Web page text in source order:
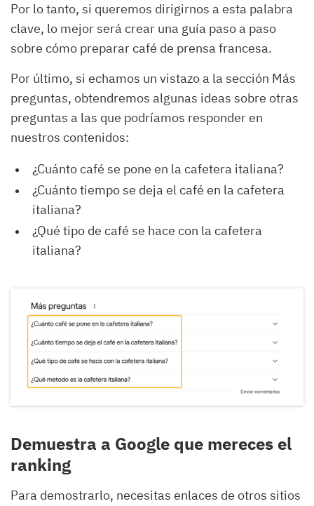
Por lo tanto, si queremos dirigirnos a esta palabra
clave, lo mejor será crear una guía paso a paso
sobre cómo preparar café de prensa francesa.
Por último, si echamos un vistazo a la sección Más
preguntas, obtendremos algunas ideas sobre otras
preguntas a las que podríamos responder en
nuestros contenidos:
¿Cuánto café se pone en la cafetera italiana?
¿Cuánto tiempo se deja el café en la cafetera
italiana?
¿Qué tipo de café se hace con la cafetera
italiana?
Demuestra a Google que mereces el
ranking
Para demostrarlo, necesitas enlaces de otros sitios